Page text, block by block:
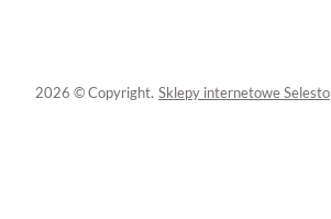
2026 © Copyright. Sklepy internetowe Selesto